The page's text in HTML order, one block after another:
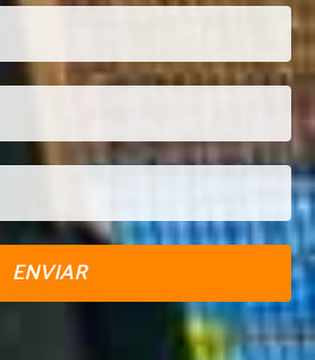
ENVIAR